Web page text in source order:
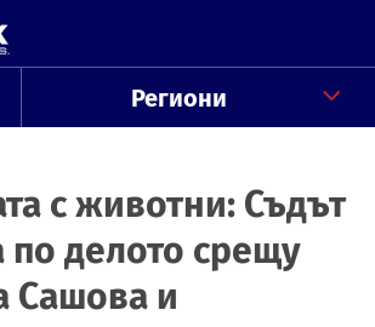
Региони
с животни: Съдът
по делото срещу
Сашова и